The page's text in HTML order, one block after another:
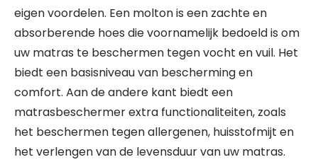
eigen voordelen. Een molton is een zachte en
absorberende hoes die voornamelijk bedoeld is om
uw matras te beschermen tegen vocht en vuil. Het
biedt een basisniveau van bescherming en
comfort. Aan de andere kant biedt een
matrasbeschermer extra functionaliteiten, zoals
het beschermen tegen allergenen, huisstofmijt en
het verlengen van de levensduur van uw matras.